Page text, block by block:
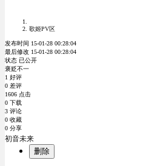
歌姬PV区
发布时间 15-01-28 00:28:04
最后修改 15-01-28 00:28:04
状态 已公开
褒贬不一
1 好评
0 差评
1606 点击
0 下载
3 评论
0 收藏
0 分享
初音未来
删除